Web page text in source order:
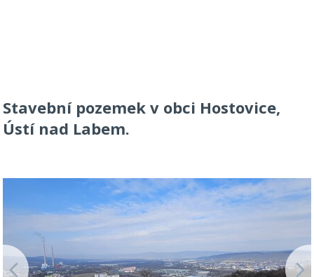
Stavební pozemek v obci Hostovice,
Ústí nad Labem.